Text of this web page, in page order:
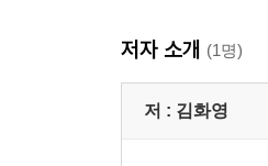
저자 소개 (1명)
저 : 김화영